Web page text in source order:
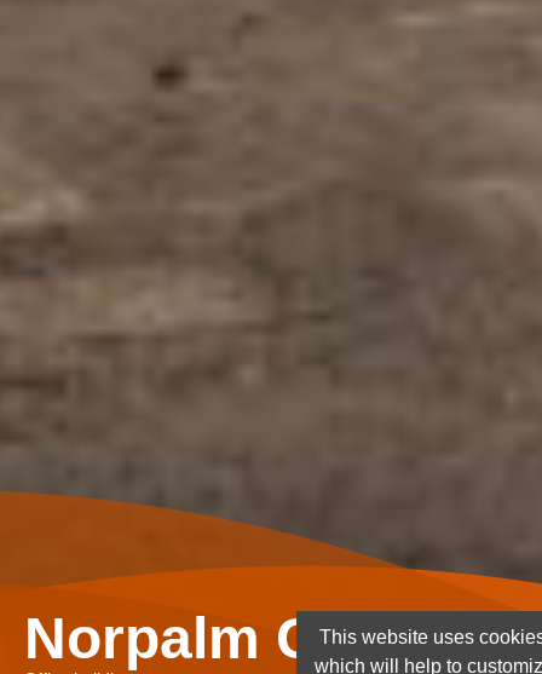
Norpalm Ghana
This website uses
which will help to